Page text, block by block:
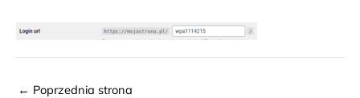
← Poprzednia strona